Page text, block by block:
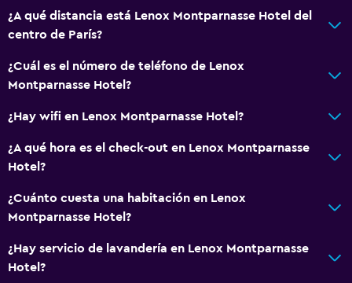
Comedor
Tetera eléctrica
Minibar
Restaurante
Bar/lounge
Tetera/cafetera
Cafetera
Servicios y facilidades
¿A qué distancia está Lenox Montparnasse Hotel del
centro de París?
¿Cuál es el número de teléfono de Lenox
Montparnasse Hotel?
¿Hay wifi en Lenox Montparnasse Hotel?
¿A qué hora es el check-out en Lenox Montparnasse
Hotel?
¿Cuánto cuesta una habitación en Lenox
Montparnasse Hotel?
¿Hay servicio de lavandería en Lenox Montparnasse
Hotel?